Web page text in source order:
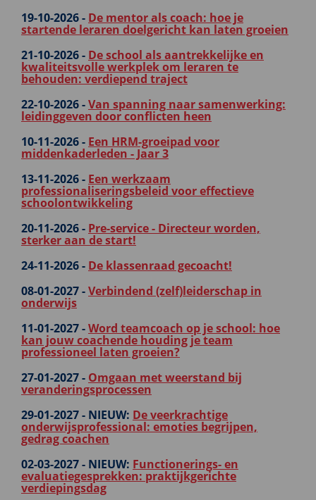
19-10-2026 - De mentor als coach: hoe je
startende leraren doelgericht kan laten groeien
21-10-2026 - De school als aantrekkelijke en
kwaliteitsvolle werkplek om leraren te
behouden: verdiepend traject
22-10-2026 -Van spanning naar samenwerking:
leidinggeven door conflicten heen
10-11-2026 - Een HRM-groeipad voor
middenkaderleden - Jaar 3
13-11-2026 - Een werkzaam
professionaliseringsbeleid voor effectieve
schoolontwikkeling
20-11-2026 - Pre-service - Directeur worden,
sterker aan de start!
24-11-2026 - De klassenraad gecoacht!
08-01-2027 -Verbindend (zelf)leiderschap in
onderwijs
11-01-2027 -Word teamcoach op je school: hoe
kan jouw coachende houding je team
professioneel laten groeien?
27-01-2027 - Omgaan met weerstand bij
veranderingsprocessen
29-01-2027 - NIEUW: De veerkrachtige
onderwijsprofessional: emoties begrijpen,
gedrag coachen
02-03-2027 - NIEUW: Functionerings- en
evaluatiegesprekken: praktijkgerichte
verdiepingsdag